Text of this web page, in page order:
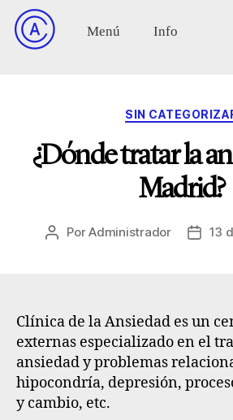
SIN
¿Dónde tratar la
Madrid?
PorAdministrador 13
Clínica de la Ansiedad es un
externas especializado en el
ansiedad y problemas
hipocondría, depresión,
y cambio, etc.